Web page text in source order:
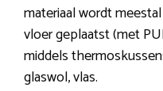
materiaal wordt
vloer geplaatst (met
middels
glaswol, vlas.